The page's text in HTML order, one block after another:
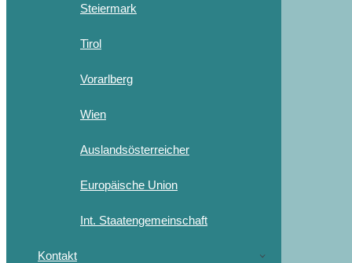
Steiermark
Tirol
Vorarlberg
Wien
Auslandsösterreicher
Europäische Union
Int. Staatengemeinschaft
Kontakt